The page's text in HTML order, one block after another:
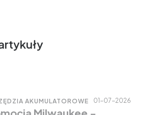
AKUMULATOROWE 01-07-2026